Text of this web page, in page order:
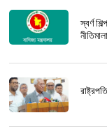
স্বর্ণ